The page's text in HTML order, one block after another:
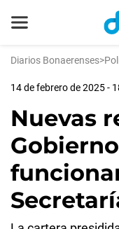
Diarios Bonaerenses>
14 de febrero de 2025 -
Nuevas